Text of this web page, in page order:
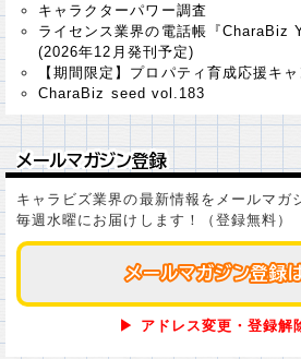
キャラクターパワー調査
ライセンス業界の電話帳『CharaBiz
(2026年12月発刊予定)
【期間限定】プロパティ育成応援キ
CharaBiz seed vol.183
メールマガジン登録
メールマガジン登録
キャラビズ業界の最新情報をメールマ
毎週水曜にお届けします！（登録無料）
メールマガジン登録
メールマガジン登録
▶ アドレス変更・登録解